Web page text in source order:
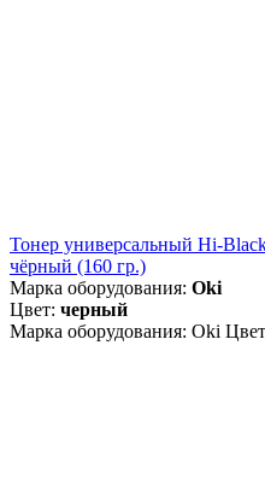
Тонер универсальный Hi-
чёрный (160 гр.)
Марка оборудования: Oki
Цвет: черный
Марка оборудования: Oki